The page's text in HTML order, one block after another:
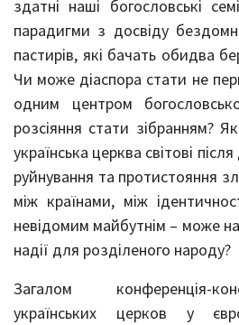
здатні наші богословські
парадигми з досвіду
пастирів, які бачать обидва
Чи може діаспора стати не
одним центром
розсіяння стати зібранням?
українська церква світові
руйнування та протистояння
між країнами, між
невідомим майбутнім – може
надії для розділеного народу?
Загалом конференція-
українських церков у